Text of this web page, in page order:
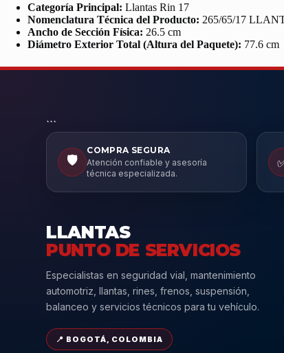
Categoría Principal: Llantas Rin 17
Nomenclatura Técnica del Producto: 265/65/17
Ancho de Sección Física: 26.5 cm
Diámetro Exterior Total (Altura del Paquete): 77.6 cm
```
🛡️
COMPRA SEGURA
Atención confiable y asesoría
técnica especializada.
LLANTAS
PUNTO DE SERVICIOS
Especialistas en seguridad vial, mantenimiento
automotriz, llantas, rines, frenos, suspensión,
balanceo y servicios técnicos para tu vehículo.
📍 BOGOTÁ, COLOMBIA